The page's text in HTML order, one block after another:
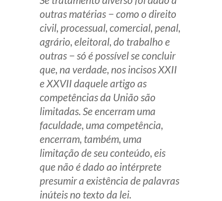
outras matérias − como o direito
civil, processual, comercial, penal,
agrário, eleitoral, do trabalho e
outras − só é possível se concluir
que, na verdade, nos incisos XXII
e XXVII daquele artigo as
competências da União são
limitadas. Se encerram uma
faculdade, uma competência,
encerram, também, uma
limitação de seu conteúdo, eis
que não é dado ao intérprete
presumir a existência de palavras
inúteis no texto da lei.